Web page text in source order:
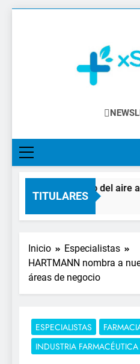
Noticias Del
TITULARES
El impacto del aire
1 Día Atrás
Inicio
Especialistas
HARTMANN nombra a
áreas de negocio
ESPECIALISTAS
INDUSTRIA FARMACÉUTICA